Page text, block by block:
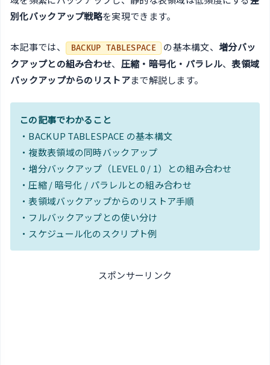
別化バックアップ戦略を実現できます。
本記事では、 BACKUP TABLESPACE の基本構文、 増分バッ
クアップとの組み合わせ、 圧縮・暗号化・パラレル、表領域
バックアップからのリストアまで解説します。
この記事でわかること
・BACKUP TABLESPACE の基本構文
・複数表領域の同時バックアップ
・増分バックアップ（LEVEL 0 / 1）との組み合わせ
・圧縮 / 暗号化 / パラレルとの組み合わせ
・表領域バックアップからのリストア手順
・フルバックアップとの使い分け
・スケジュール化のスクリプト例
スポンサーリンク